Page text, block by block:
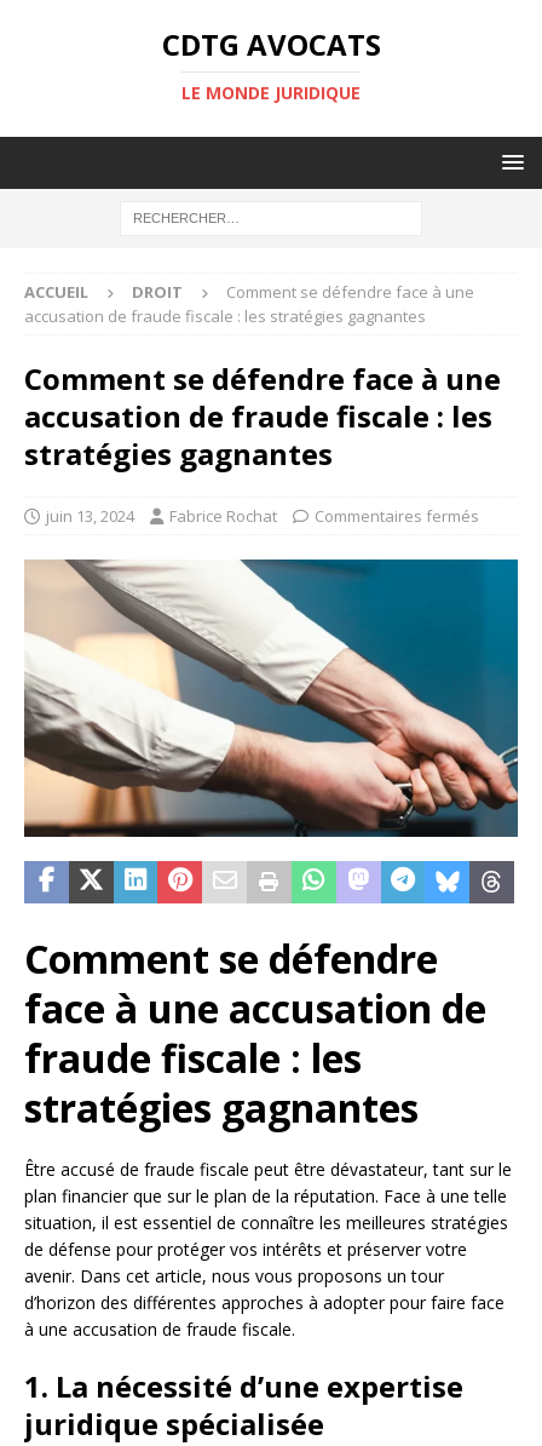
CDTG AVOCATS
LE MONDE JURIDIQUE
ACCUEIL DROIT
Comment se défendre face à une
accusation de fraude fiscale : les stratégies gagnantes
Comment se défendre face à une
accusation de fraude fiscale : les
stratégies gagnantes
juin 13, 2024 Fabrice Rochat Commentaires fermés
Comment se défendre
face à une accusation de
fraude fiscale : les
stratégies gagnantes
Être accusé de fraude fiscale peut être dévastateur, tant sur le
plan financier que sur le plan de la réputation. Face à une telle
situation, il est essentiel de connaître les meilleures stratégies
de défense pour protéger vos intérêts et préserver votre
avenir. Dans cet article, nous vous proposons un tour
d’horizon des différentes approches à adopter pour faire face
à une accusation de fraude fiscale.
1. La nécessité d’une expertise
juridique spécialisée